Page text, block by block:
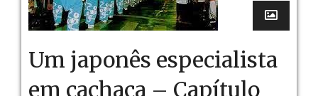
Um japonês especialista
em cachaça – Capítulo